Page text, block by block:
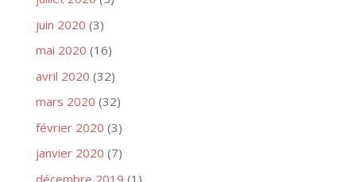
juin 2020 (3)
mai 2020 (16)
avril 2020 (32)
mars 2020 (32)
février 2020 (3)
janvier 2020 (7)
décembre 2019 (1)